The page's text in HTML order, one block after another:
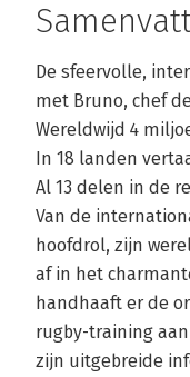
De sfeervolle,
met Bruno, chef
Wereldwijd 4
In 18 landen
Al 13 delen in de
Van de
hoofdrol, zijn
af in het
handhaaft er de
rugby-training
zijn uitgebreide